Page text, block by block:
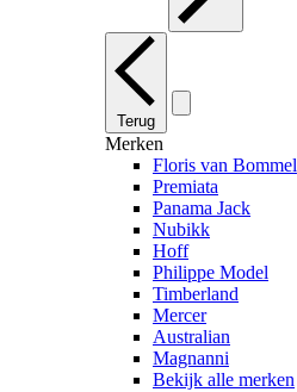
Terug
Merken
Floris van Bommel
Premiata
Panama Jack
Nubikk
Hoff
Philippe Model
Timberland
Mercer
Australian
Magnanni
Bekijk alle merken